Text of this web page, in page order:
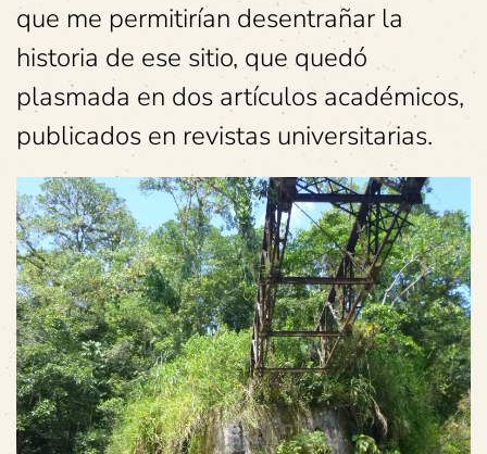
que me permitirían desentrañar la
historia de ese sitio, que quedó
plasmada en dos artículos académicos,
publicados en revistas universitarias.